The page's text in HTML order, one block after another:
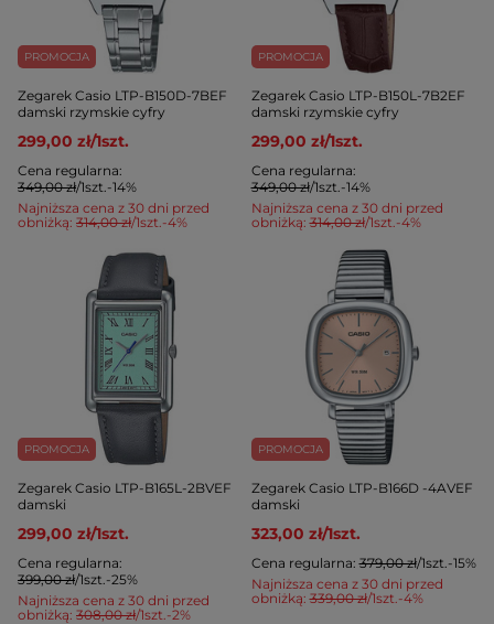
PROMOCJA
Zegarek Casio LTP-B150D-7BEF
damski rzymskie cyfry
299,00 zł/1szt.
Najniższa cena z 30 dni przed
obniżką: 314,00 zł/1szt.-4%
Cena regularna:
349,00 zł/1szt.-14%
PROMOCJA
Zegarek Casio LTP-B150L-7B2EF
damski rzymskie cyfry
299,00 zł/1szt.
Najniższa cena z 30 dni przed
obniżką:314,00 zł/1szt.-4%
Cena regularna:
349,00 zł/1szt.-14%
PROMOCJA
Zegarek Casio LTP-B165L-2BVEF
damski
299,00 zł/1szt.
Najniższa cena z 30 dni przed
obniżką: 308,00 zł/1szt.-2%
Cena regularna:
399,00 zł/1szt.-25%
PROMOCJA
Zegarek Casio LTP-B166D -4AVEF
damski
323,00 zł/1szt.
Najniższa cena z 30 dni przed
obniżką:339,00 zł/1szt.-4%
Cena regularna:379,00 zł/1szt.-15%